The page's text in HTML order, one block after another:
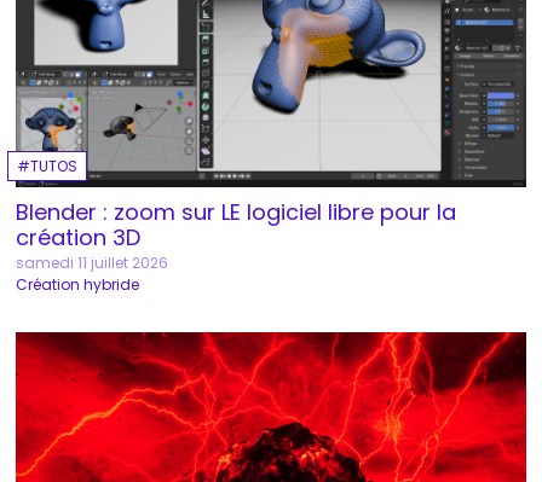
TUTOS
Blender : zoom sur LE logiciel libre pour la
création 3D
samedi 11 juillet 2026
Création hybride